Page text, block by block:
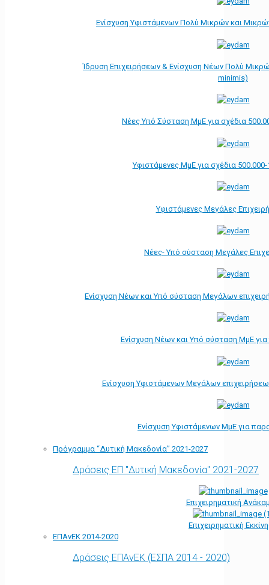
Ενίσχυση Υφιστάμενων Πολύ Μικρών και
Ίδρυση Επιχειρήσεων & Ενίσχυση Νέων Πολύ
minimis)
Νέες Υπό Σύσταση ΜμΕ για σχέδια
Υφιστάμενες ΜμΕ για σχέδια
Υφιστάμενες Μεγάλες
Νέες- Υπό σύσταση Μεγάλες
Ενίσχυση Νέων και Υπό σύσταση Μεγάλων
Ενίσχυση Νέων και Υπό σύσταση ΜμΕ
Ενίσχυση Υφιστάμενων Μεγάλων
Ενίσχυση Υφιστάμενων ΜμΕ για
Πρόγραμμα “Δυτική Μακεδονία” 2021-2027
Δράσεις ΕΠ "Δυτική Μακεδονία" 2021-2027
Επιχειρηματική
Επιχειρηματική
ΕΠΑνΕΚ 2014-2020
Δράσεις ΕΠΑνΕΚ (ΕΣΠΑ 2014 - 2020)